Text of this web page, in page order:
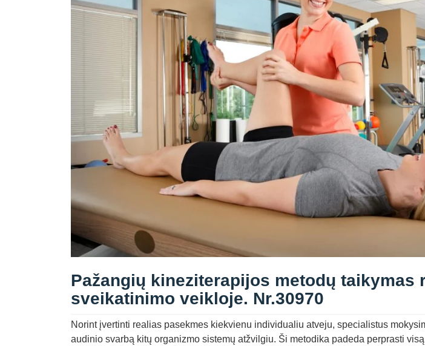
Pažangių kineziterapijos metodų taikymas
sveikatinimo veikloje. Nr.30970
Norint įvertinti realias pasekmes kiekvienu individualiu atveju, specialistus
audinio svarbą kitų organizmo sistemų atžvilgiu. Ši metodika padeda perprasti